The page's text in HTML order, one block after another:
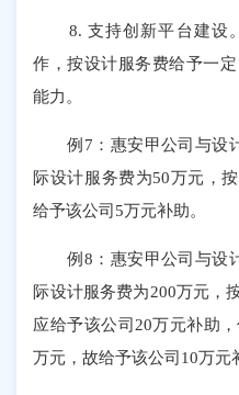
8. 支持创新平台建设
作，按设计服务费给予一
能力。
例7：惠安甲公司与设
际设计服务费为50万元，
给予该公司5万元补助。
例8：惠安甲公司与设
际设计服务费为200万元，
应给予该公司20万元补助
万元，故给予该公司10万元